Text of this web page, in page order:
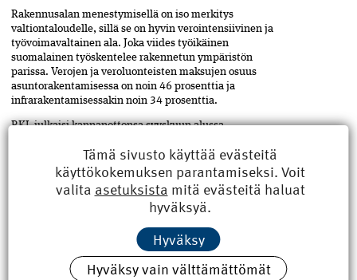
Rakennusalan menestymisellä­ on iso merkitys
valtiontaloudelle,­ sillä se on hyvin verointensiivinen­ ja
työvoimavaltainen ala. Joka viides työikäinen
suomalainen työskentelee rakennetun ympäristön
parissa. Verojen ja veroluonteisten maksujen osuus
asuntorakentamisessa on noin 46 prosenttia ja
infrarakentamisessakin noin 34 prosenttia.
RKL julkaisi kannanottonsa syyskuun alussa.
Teksti Antti Pulkkinen kuva Gesina Sundström
Tämä sivusto käyttää evästeitä
käyttökokemuksen parantamiseksi. Voit
valita asetuksista mitä evästeitä haluat
hyväksyä.
Hyväksy
Hyväksy vain välttämättömät